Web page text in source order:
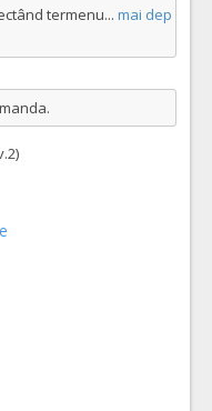
termenu... mai dep